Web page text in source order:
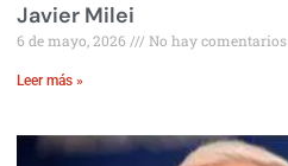
Javier Milei
6 de mayo, 2026 No hay comentarios
Leer más »